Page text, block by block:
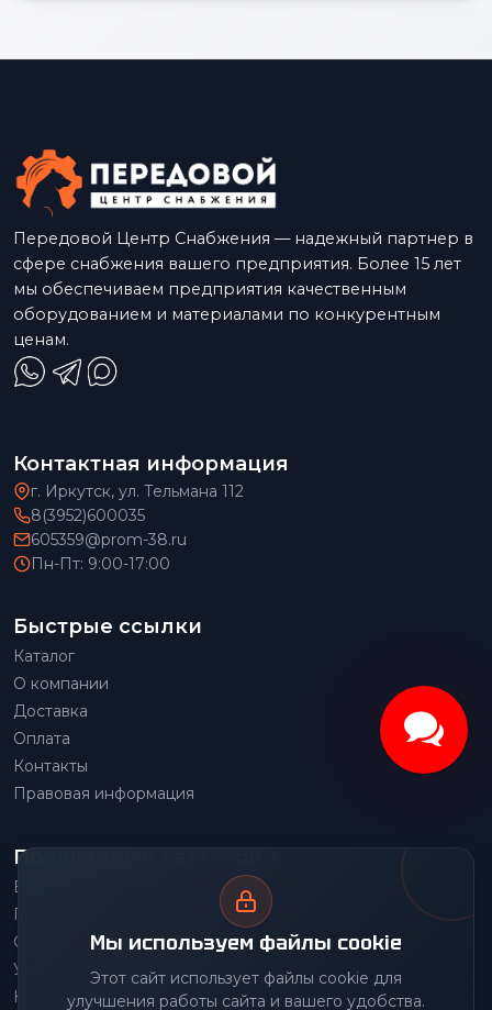
Мы используем файлы cookie
Этот сайт использует файлы cookie для
улучшения работы сайта и вашего удобства.
Передовой Центр Снабжения — надежный партнер в
сфере снабжения вашего предприятия. Более 15 лет
мы обеспечиваем предприятия качественным
оборудованием и материалами по конкурентным
ценам.
Контактная информация
г. Иркутск, ул. Тельмана 112
8(3952)600035
605359@prom-38.ru
Пн-Пт: 9:00-17:00
Быстрые ссылки
Каталог
О компании
Доставка
Оплата
Контакты
Правовая информация
Популярные категории
Весовое оборудование
Грузоподъемное оборудование
Складское оборудование
Упаковочное оборудование
Наше производство